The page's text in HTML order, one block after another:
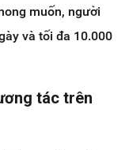
muốn, người
và tối đa 10.000
tác trên